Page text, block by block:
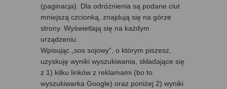
(paginacja). Dla odróżnienia są podane ciut
mniejszą czcionką, znajdują się na górze
strony. Wyświetlają się na każdym
urządzeniu.
Wpisując „sos sojowy”, o którym piszesz,
uzyskuję wyniki wyszukiwania, składające się
z 1) kilku linków z reklamami (bo to
wyszukiwarka Google) oraz poniżej 2) wyniki